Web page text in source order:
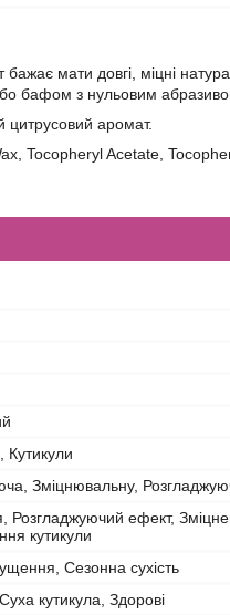
мати довгі, міцні
бафом з нульовим абразивом
цитрусовий аромат.
Tocopheryl Acetate,
Кутикули
Зміцнювальну,
ефект,
кутикули
Сезонна сухість
Суха кутикула, Здорові